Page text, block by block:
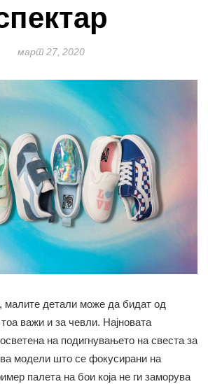
март 27, 2020
малите детали може да бидат од
важи и за чевли. Најновата
на подигнувањето на свеста за
модели што се фокусирани на
палета на бои која не ги заморува